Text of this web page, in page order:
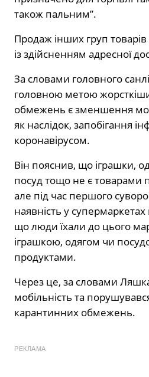
також пальним”.
Продаж інших груп
із здійсненням адресної
За словами головного
головною метою
обмежень є зменшення
як наслідок, запобігання
коронавірусом.
Він пояснив, що іграшки,
посуд тощо не є товарами
але під час першого
наявність у
що люди їхали до цього
іграшкою, одягом чи
продуктами.
Через це, за словами
мобільність та
карантинних обмежень.
РЕКЛАМА